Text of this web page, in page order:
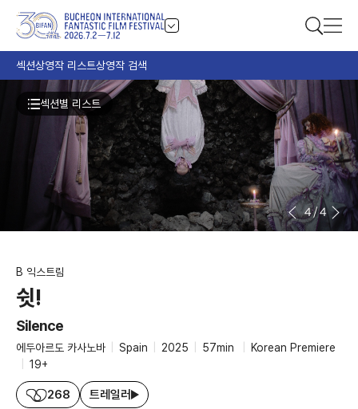
섹션상영작 리스트상영작 검색
4/4
B 익스트림
쉿!
Silence
에두아르도 카사노바 Spain 2025 57min
Korean Premiere
19+
268 트레일러
섹션별 리스트